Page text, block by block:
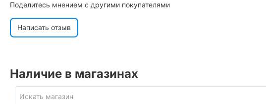
Поделитесь мнением с другими покупателями
Написать отзыв
Наличие в магазинах